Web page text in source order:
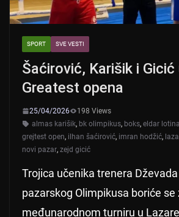
SPORT SVE VESTI
Šaćirović, Karišik i
Greatest opena
25/04/2026
198 Views
almas karišik, bk olimpikus, boks, eldar
grejtest open, ilhan šaćirović, imran hodžić,
novi pazar, zejd gicić
Trojica učenika trenera
pazarskog Olimpikusa boriće se
međunarodnom turniru u